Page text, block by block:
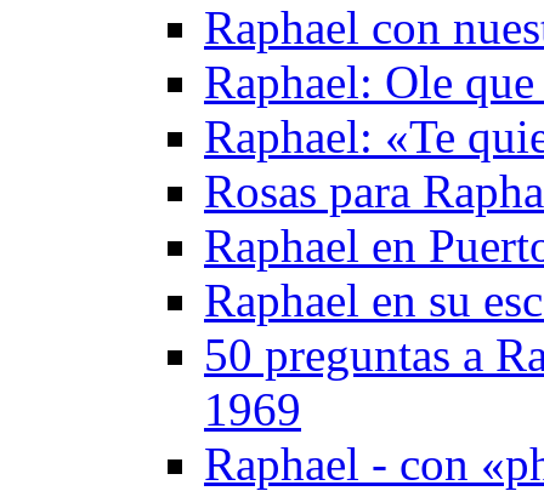
Raphael con
Raphael: Ole
Raphael: «Te
Rosas para
Raphael en
Raphael en su
50 preguntas a
1969
Raphael - con